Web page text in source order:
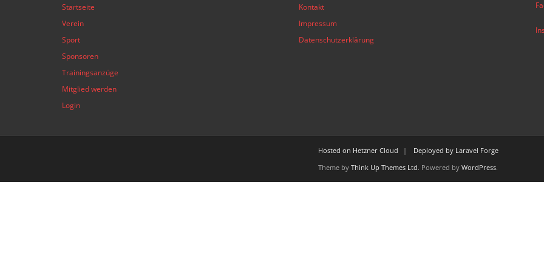
Startseite
Verein
Sport
Sponsoren
Trainingsanzüge
Mitglied werden
Login
Kontakt
Impressum
Datenschutzerklärung
Hosted on Hetzner Cloud
Deployed by Laravel Forge
Theme by Think Up Themes Ltd. Powered by WordPress.